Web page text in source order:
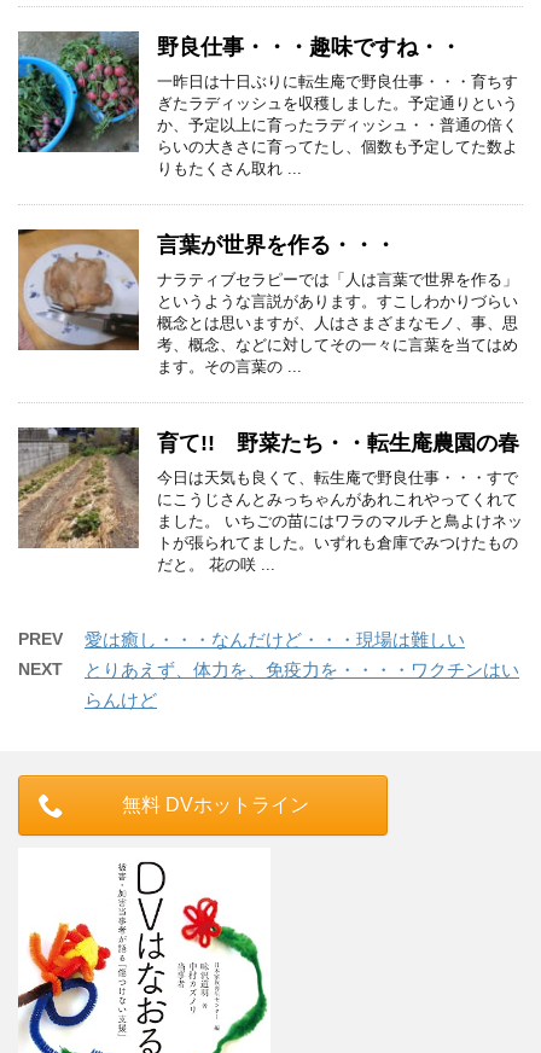
野良仕事・・・趣味ですね・・
一昨日は十日ぶりに転生庵で野良仕事・・・育ちす
ぎたラディッシュを収穫しました。予定通りという
か、予定以上に育ったラディッシュ・・普通の倍く
らいの大きさに育ってたし、個数も予定してた数よ
りもたくさん取れ ...
言葉が世界を作る・・・
ナラティブセラピーでは「人は言葉で世界を作る」
というような言説があります。すこしわかりづらい
概念とは思いますが、人はさまざまなモノ、事、思
考、概念、などに対してその一々に言葉を当てはめ
ます。その言葉の ...
育て!! 野菜たち・・転生庵農園の春
今日は天気も良くて、転生庵で野良仕事・・・すで
にこうじさんとみっちゃんがあれこれやってくれて
ました。 いちごの苗にはワラのマルチと鳥よけネッ
トが張られてました。いずれも倉庫でみつけたもの
だと。 花の咲 ...
PREV 愛は癒し・・・なんだけど・・・現場は難しい
NEXT
とりあえず、体力を、免疫力を・・・・ワクチンはい
らんけど
無料 DVホットライン